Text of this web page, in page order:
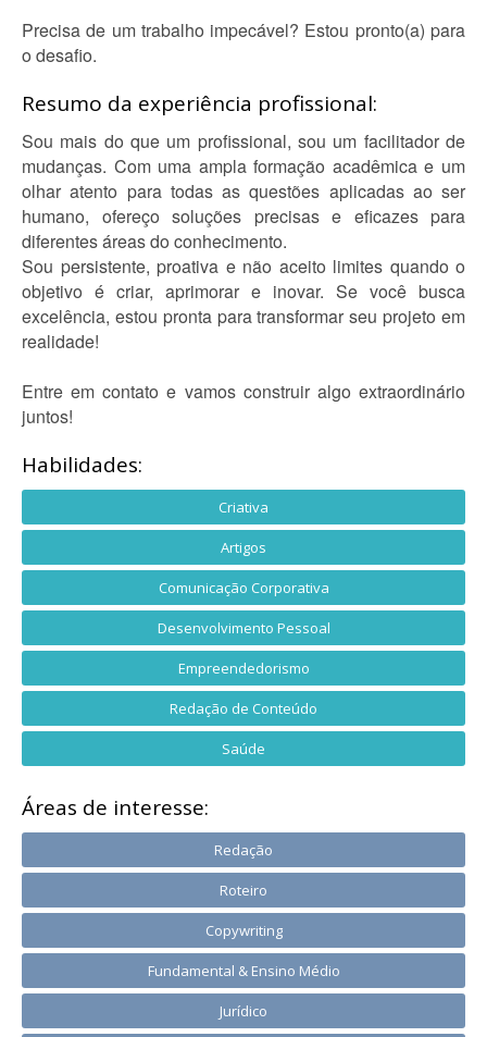
Precisa de um trabalho impecável? Estou pronto(a) para
o desafio.
Resumo da experiência profissional:
Sou mais do que um profissional, sou um facilitador de
mudanças. Com uma ampla formação acadêmica e um
olhar atento para todas as questões aplicadas ao ser
humano, ofereço soluções precisas e eficazes para
diferentes áreas do conhecimento.
Sou persistente, proativa e não aceito limites quando o
objetivo é criar, aprimorar e inovar. Se você busca
excelência, estou pronta para transformar seu projeto em
realidade!
Entre em contato e vamos construir algo extraordinário
juntos!
Habilidades:
Criativa
Artigos
Comunicação Corporativa
Desenvolvimento Pessoal
Empreendedorismo
Redação de Conteúdo
Saúde
Áreas de interesse:
Redação
Roteiro
Copywriting
Fundamental & Ensino Médio
Jurídico